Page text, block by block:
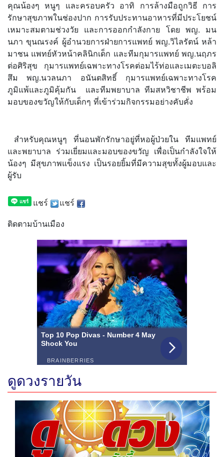
คุณน้องๆ หนูๆ และครอบครัว อาทิ การล้างมือถูกวิธี การ
รักษาสุขภาพในช่องปาก การรับประทานอาหารที่มีประโยชน์
เหมาะสมตามช่วงวัย และการออกกำลังกาย โดย พญ. มน
นภา ขุนณรงค์ ผู้อำนวยการฝ่ายการแพทย์ พญ.วิไลรัตน์ หล้า
มาชน แพทย์หัวหน้าคลินิกเด็ก และทีมกุมารแพทย์ พญ.นฤภร
ต่อศิริสุข กุมารแพทย์เฉพาะทางโรคต่อมไร้ท่อและเมตะบอลิ
สึม พญ.นวลนภา อนันตสิทธิ์ กุมารแพทย์เฉพาะทางโรค
ภูมิแพ้และภูมิคุ้มกัน และทีมพยาบาล ทีมสหวิชาชีพ พร้อม
มอบของขวัญให้กับเด็กๆ ที่เข้าร่วมกิจกรรมอย่างคับคั่ง
สำหรับคุณหนูๆ ที่นอนพักรักษาอยู่ที่หอผู้ป่วยใน ทีมแพทย์
และพยาบาล ร่วมเยี่ยมและมอบของขวัญ เพื่อเป็นกำลังใจให้
น้องๆ มีสุขภาพแข็งแรง เป็นรอยยิ้มที่มีความสุขทั้งผู้มอบและ
ผู้รับ
แชร์ แชร์
ติดตามบ้านเมือง
ดูดวงรายวัน